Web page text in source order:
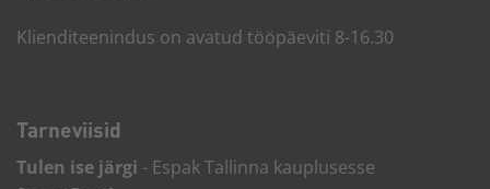
Klienditeenindus on avatud tööpäeviti 8-16.30
Tarneviisid
Tulen ise järgi - Espak Tallinna kauplusesse